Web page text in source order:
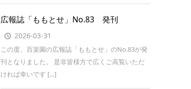
広報誌「ももとせ」No.83 発刊
2026-03-31
この度、百楽園の広報誌「ももとせ」のNo.83が発
刊となりました。 是非皆様方で広くご高覧いただ
ければ幸いです […]